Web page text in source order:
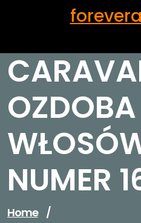
OZDOBA
NUMER
Home /